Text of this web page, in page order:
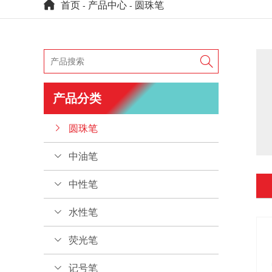
首页 - 产品中心 - 圆珠笔

产品分类
圆珠笔
中油笔
中性笔
水性笔
荧光笔
记号笔